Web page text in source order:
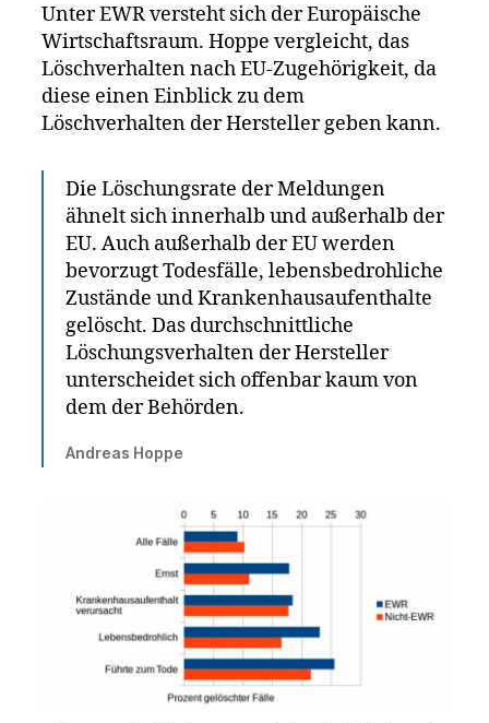
Unter EWR versteht sich der Europäische
Wirtschaftsraum. Hoppe vergleicht, das
Löschverhalten nach EU-Zugehörigkeit, da
diese einen Einblick zu dem
Löschverhalten der Hersteller geben kann.
Die Löschungsrate der Meldungen
ähnelt sich innerhalb und außerhalb der
EU. Auch außerhalb der EU werden
bevorzugt Todesfälle, lebensbedrohliche
Zustände und Krankenhausaufenthalte
gelöscht. Das durchschnittliche
Löschungsverhalten der Hersteller
unterscheidet sich offenbar kaum von
dem der Behörden.
Andreas Hoppe